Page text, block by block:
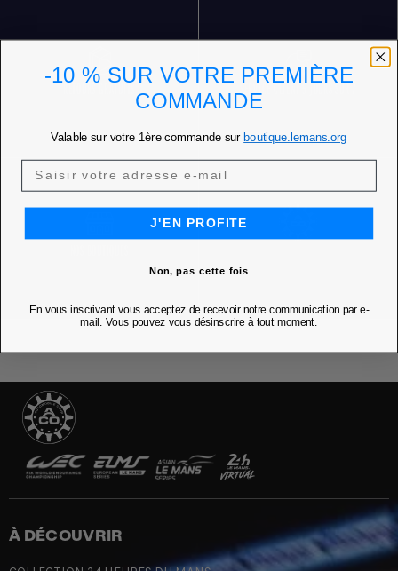
SERVICE CLIENT 5 JOURS SUR 7
À DÉCOUVRIR
-10 % SUR VOTRE PREMIÈRE
COMMANDE
Valable sur votre 1ère commande sur boutique.lemans.org
J'EN PROFITE
Non, pas cette fois
En vous inscrivant vous acceptez de recevoir notre communication par e-
mail. Vous pouvez vous désinscrire à tout moment.